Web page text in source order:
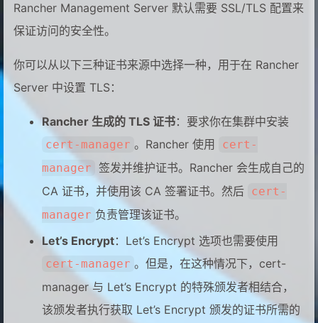
Rancher Management Server 默认需要 SSL/TLS 配置来
保证访问的安全性。
你可以从以下三种证书来源中选择一种，用于在 Rancher
Server 中设置 TLS：
Rancher 生成的 TLS 证书：要求你在集群中安装
cert-manager 。Rancher 使用
cert-
manager 签发并维护证书。Rancher 会生成自己的
CA 证书，并使用该 CA 签署证书。然后 cert-
manager 负责管理该证书。
Let’s Encrypt：Let’s Encrypt 选项也需要使用
cert-manager 。但是，在这种情况下，cert-
manager 与 Let’s Encrypt 的特殊颁发者相结合，
该颁发者执行获取 Let’s Encrypt 颁发的证书所需的